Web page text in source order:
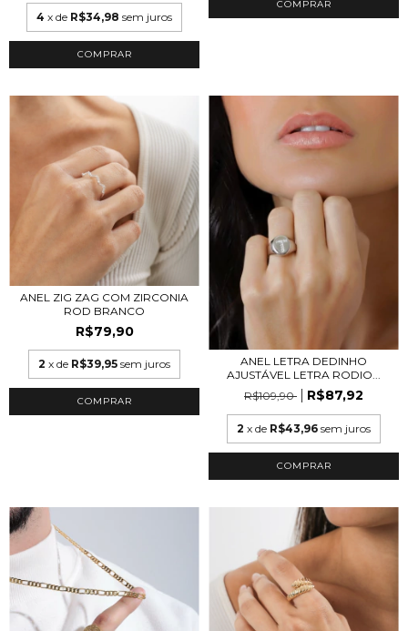
4 x de R$34,98 sem juros
COMPRAR
COMPRAR
ANEL ZIG ZAG COM ZIRCONIA
ROD BRANCO
R$79,90
2 x de R$39,95 sem juros
COMPRAR
ANEL LETRA DEDINHO
AJUSTÁVEL LETRA RODIO...
R$109,90
R$87,92
2 x de R$43,96 sem juros
COMPRAR